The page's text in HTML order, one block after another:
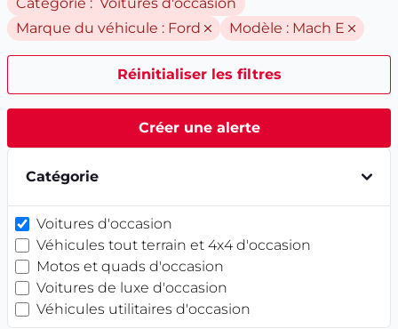
Marque du véhicule : Ford Modèle : Mach E
Réinitialiser les filtres
Créer une alerte
Catégorie
Voitures d'occasion
Véhicules tout terrain et 4x4 d'occasion
Motos et quads d'occasion
Voitures de luxe d'occasion
Véhicules utilitaires d'occasion